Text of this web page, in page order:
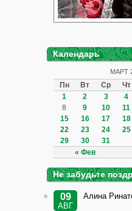
Календарь
МАРТ
Пн Вт Ср Чт
« Фев
1 2 3 4
8
9 10 11
15
16 17 18
22
23 24 25
29
30 31
Не забудьте
09
АВГ
Алина